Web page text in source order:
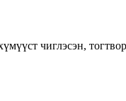
чиглэсэн,